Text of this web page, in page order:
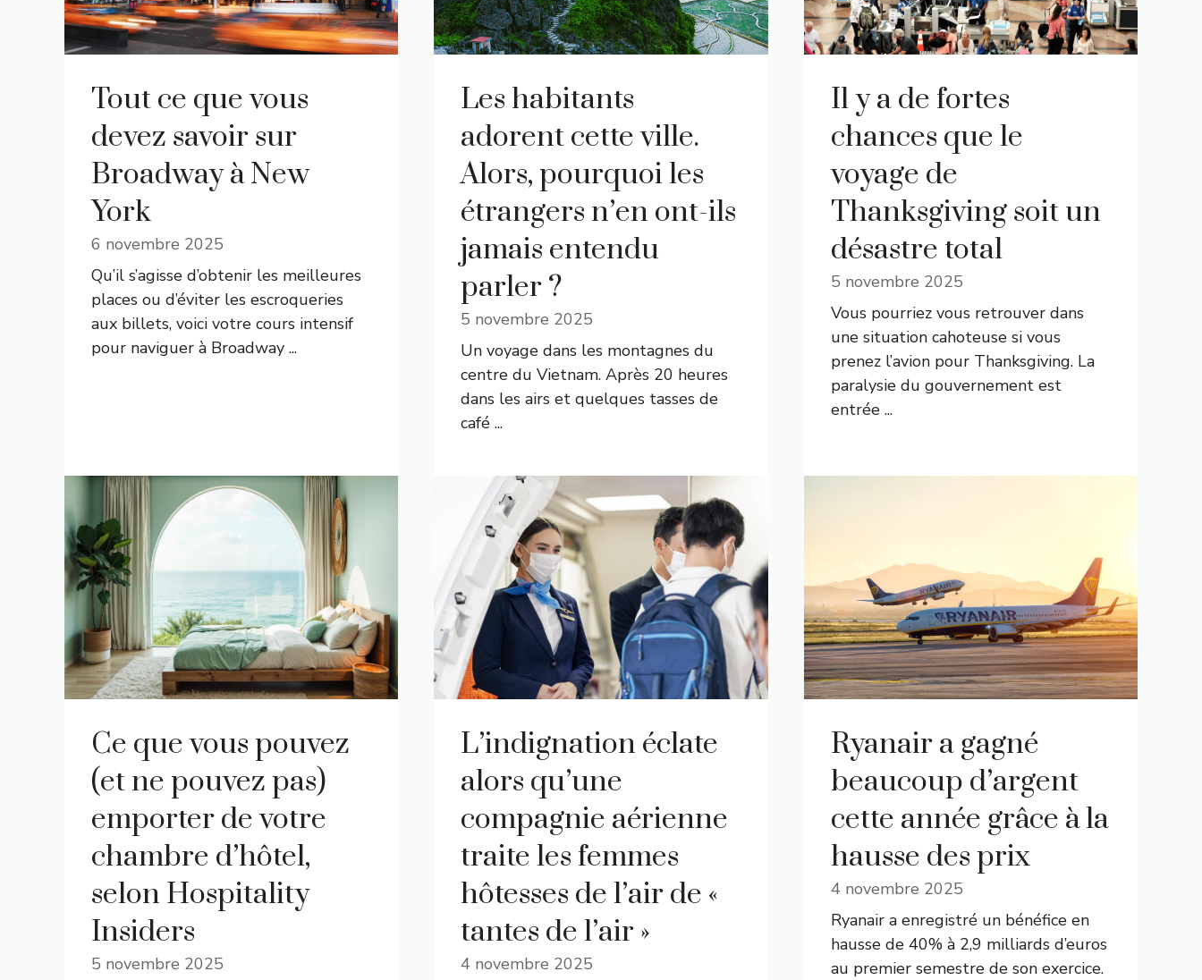
Tout ce que vous
devez savoir sur
Broadway à New
York
6 novembre 2025
Qu’il s’agisse d’obtenir les meilleures
places ou d’éviter les escroqueries
aux billets, voici votre cours intensif
pour naviguer à Broadway ...
Les habitants
adorent cette ville.
Alors, pourquoi les
étrangers n’en ont-ils
jamais entendu
parler ?
5 novembre 2025
Un voyage dans les montagnes du
centre du Vietnam. Après 20 heures
dans les airs et quelques tasses de
café ...
Il y a de fortes
chances que le
voyage de
Thanksgiving soit un
désastre total
5 novembre 2025
Vous pourriez vous retrouver dans
une situation cahoteuse si vous
prenez l’avion pour Thanksgiving. La
paralysie du gouvernement est
entrée ...
Ce que vous pouvez
(et ne pouvez pas)
emporter de votre
chambre d’hôtel,
selon Hospitality
Insiders
5 novembre 2025
L’indignation éclate
alors qu’une
compagnie aérienne
traite les femmes
hôtesses de l’air de «
tantes de l’air »
4 novembre 2025
Ryanair a gagné
beaucoup d’argent
cette année grâce à la
hausse des prix
4 novembre 2025
Ryanair a enregistré un bénéfice en
hausse de 40% à 2,9 milliards d’euros
au premier semestre de son exercice.